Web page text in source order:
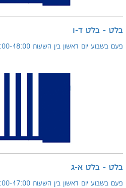
בלט - בלט ד-ו
פעם בשבוע יום ראשון בין השעות 17:00-18:00. עם המדריכה רחלי נויהאוז . ...
בלט - בלט א-ג
פעם בשבוע יום ראשון בין השעות 16:00-17:00. עם המדריכה רחלי נויהאוז . ...